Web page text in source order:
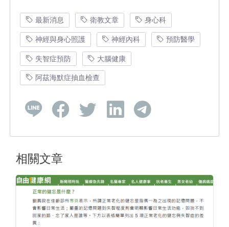
最新消息 衛教文章
身心科
神經與身心照護
神經內科
預防醫學
失智症預防
大腦健康
阿茲海默症抽血檢查
相關文章